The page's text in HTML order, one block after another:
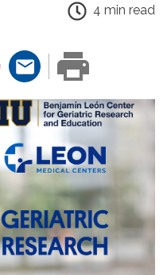
4 min read
PinterestEmail